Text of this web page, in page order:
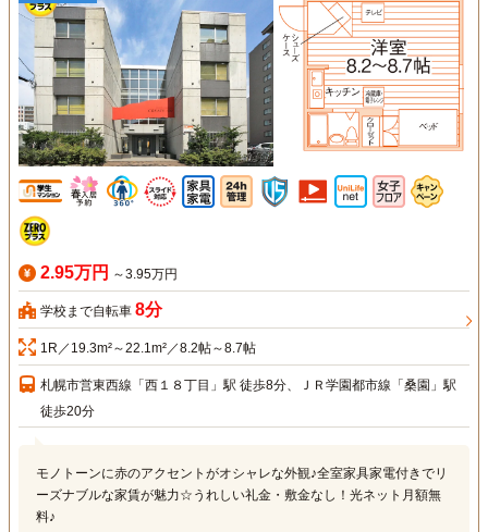
2.95万円 ～3.95万円
学校まで自転車 8分
1R／19.3m²～22.1m²／8.2帖～8.7帖
札幌市営東西線「西１８丁目」駅 徒歩8分、ＪＲ学園都市線「桑園」駅
徒歩20分
モノトーンに赤のアクセントがオシャレな外観♪全室家具家電付きでリ
ーズナブルな家賃が魅力☆うれしい礼金・敷金なし！光ネット月額無
料♪